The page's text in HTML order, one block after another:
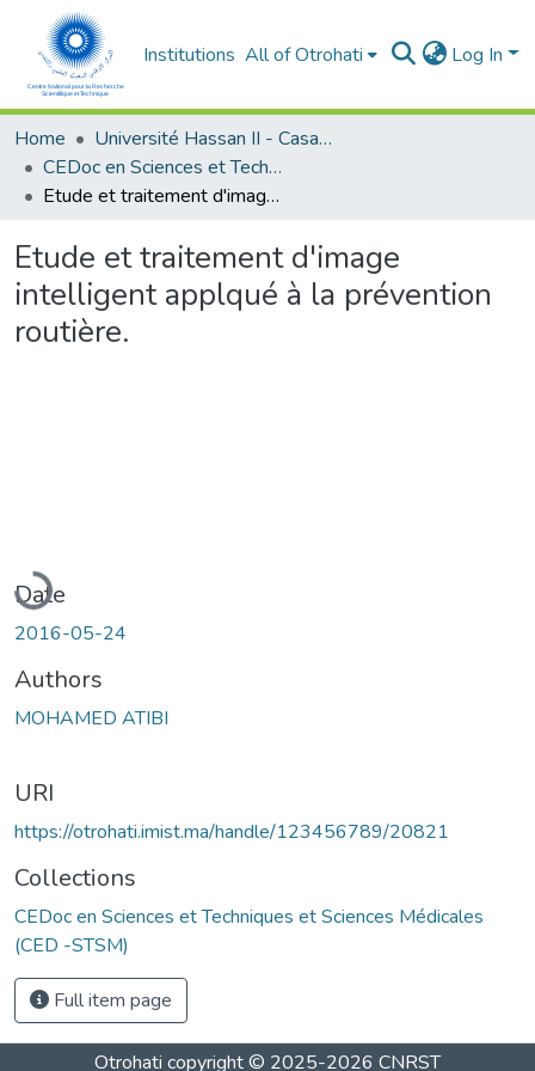
Institutions All of Otrohati Log In
Home
Université Hassan II - Casablanca
CEDoc en Sciences et Techniques et Sciences Médicales (CED -STSM)
Etude et traitement d'image intelligent applqué à la prévention routière.
Etude et traitement d'image
intelligent applqué à la prévention
routière.
Loading...
Date
2016-05-24
Authors
MOHAMED ATIBI
URI
https://otrohati.imist.ma/handle/123456789/20821
Collections
CEDoc en Sciences et Techniques et Sciences Médicales
(CED -STSM)
Full item page
Otrohati copyright © 2025-2026 CNRST